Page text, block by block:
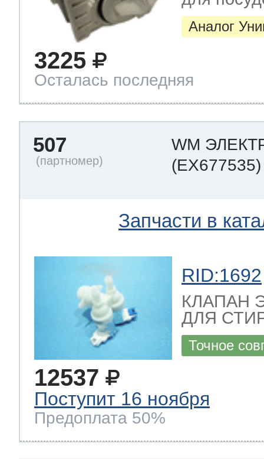
Аналог
3225
Осталась последняя
507
WM
(EX677535)
Запчасти в
RID:1692
КЛАПАН
ДЛЯ
Точное
12537
Поступит 16 ноября
Предоплата 50%